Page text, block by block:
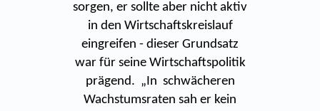
sorgen, er sollte aber nicht aktiv
in den Wirtschaftskreislauf
eingreifen - dieser Grundsatz
war für seine Wirtschaftspolitik
prägend. „In schwächeren
Wachstumsraten sah er kein